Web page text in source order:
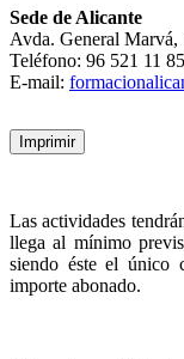
Sede de Alicante
Avda. General
Teléfono: 96 521 11 85
E-mail:
Imprimir
Las actividades
llega al mínimo
siendo éste el único
importe abonado.